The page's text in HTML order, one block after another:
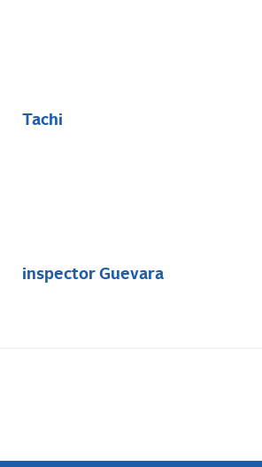
Tachi
inspector Guevara